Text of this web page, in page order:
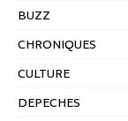
BUZZ
CHRONIQUES
CULTURE
DEPECHES